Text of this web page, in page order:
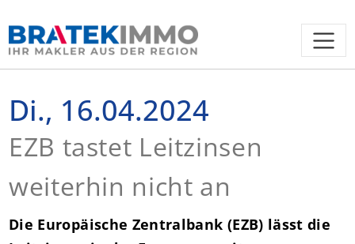
Di., 16.04.2024
EZB tastet Leitzinsen
weiterhin nicht an
Die Europäische Zentralbank (EZB) lässt die